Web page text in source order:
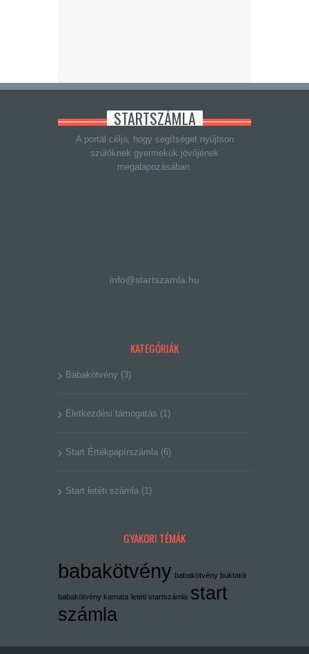
STARTSZÁMLA
A portál célja, hogy segítséget nyújtson
szülőknek gyermekük jövőjének
megalapozásában.
info@startszamla.hu
KATEGÓRIÁK
Babakötvény (3)
Életkezdési támogatás (1)
Start Értékpapírszámla (6)
Start letéti számla (1)
GYAKORI TÉMÁK
babakötvény babakötvény buktatói
babakötvény kamata letéti startszámla start
számla